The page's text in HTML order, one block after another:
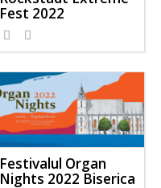
Fest 2022
Festivalul Organ
Nights 2022 Biserica